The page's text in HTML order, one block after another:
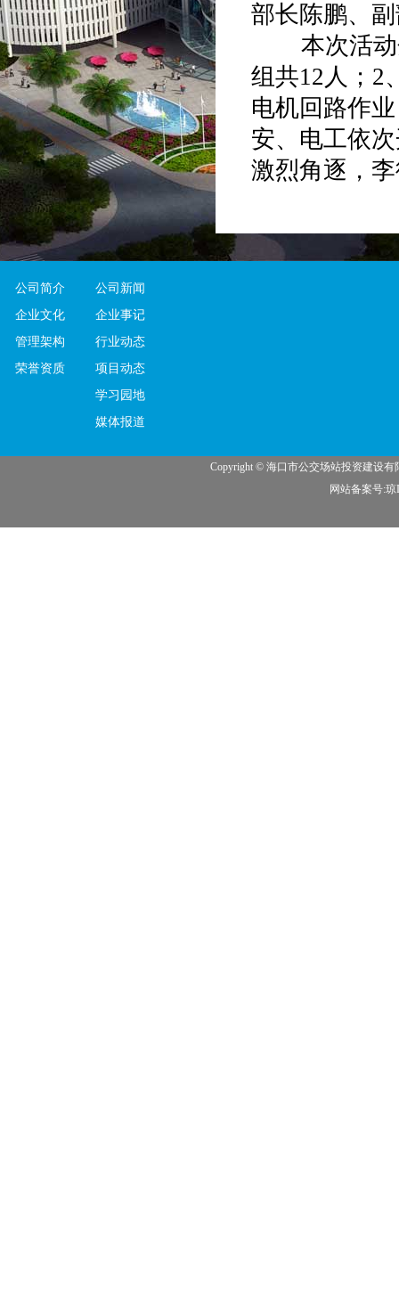
部长陈鹏、
本次活动
组共12人；2
电机回路作
安、电工依
激烈角逐，
和公司领导
高了员工特
公司简介
企业文化
管理架构
荣誉资质
公司新闻
企业事记
行业动态
项目动态
学习园地
媒体报道
Copyright © 海口市公交场站投资建设
网站备案号:琼